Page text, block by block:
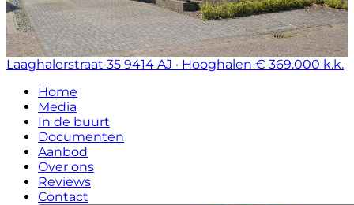
Laaghalerstraat 35 9414 AJ · Hooghalen € 369.000 k.k.
Home
Media
In de buurt
Documenten
Aanbod
Over ons
Reviews
Contact